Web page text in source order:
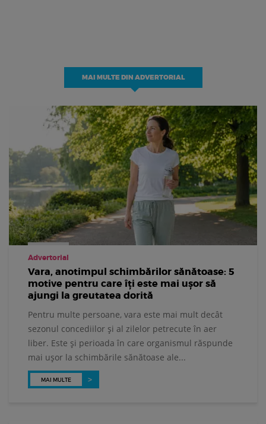
MAI MULTE DIN ADVERTORIAL
Advertorial
Vara, anotimpul schimbărilor sănătoase: 5
motive pentru care îți este mai ușor să
ajungi la greutatea dorită
Pentru multe persoane, vara este mai mult decât
sezonul concediilor și al zilelor petrecute în aer
liber. Este și perioada în care organismul răspunde
mai ușor la schimbările sănătoase ale...
MAI MULTE